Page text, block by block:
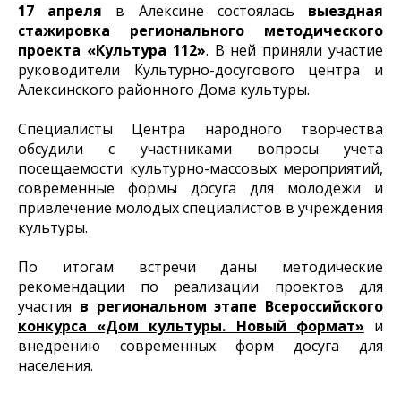
17 апреля в Алексине состоялась выездная
стажировка регионального методического
проекта «Культура 112». В ней приняли участие
руководители Культурно-досугового центра и
Алексинского районного Дома культуры.
Специалисты Центра народного творчества
обсудили с участниками вопросы учета
посещаемости культурно-массовых мероприятий,
современные формы досуга для молодежи и
привлечение молодых специалистов в учреждения
культуры.
По итогам встречи даны методические
рекомендации по реализации проектов для
участия в региональном этапе Всероссийского
конкурса «Дом культуры. Новый формат» и
внедрению современных форм досуга для
населения.